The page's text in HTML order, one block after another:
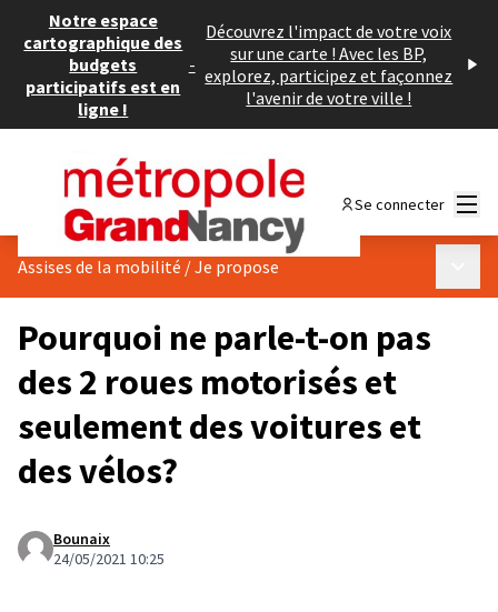
Notre espace
cartographique des
budgets
participatifs est en
ligne !
-
Découvrez l'impact de votre voix
sur une carte ! Avec les BP,
explorez, participez et façonnez
l'avenir de votre ville !
Se connecter
Assises de la mobilité /Je propose
Pourquoi ne parle-t-on pas
des 2 roues motorisés et
seulement des voitures et
des vélos?
Bounaix
24/05/2021 10:25